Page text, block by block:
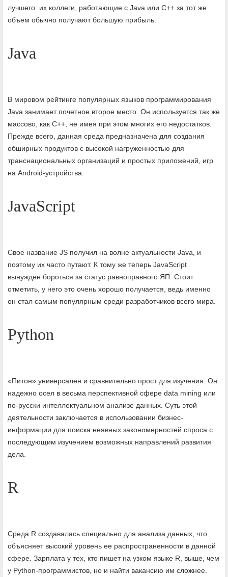
лучшего: их коллеги, работающие с Java или C++ за тот же
объем обычно получают большую прибыль.
Java
В мировом рейтинге популярных языков программирования
Java занимает почетное второе место. Он используется так же
массово, как C++, не имея при этом многих его недостатков.
Прежде всего, данная среда предназначена для создания
обширных продуктов с высокой нагруженностью для
транснациональных организаций и простых приложений, игр
на Android-устройства.
JavaScript
Свое название JS получил на волне актуальности Java, и
поэтому их часто путают. К тому же теперь JavaScript
вынужден бороться за статус равноправного ЯП. Стоит
отметить, у него это очень хорошо получается, ведь именно
он стал самым популярным среди разработчиков всего мира.
Python
«Питон» универсален и сравнительно прост для изучения. Он
надежно осел в весьма перспективной сфере data mining или
по-русски интеллектуальном анализе данных. Суть этой
деятельности заключается в использовании бизнес-
информации для поиска неявных закономерностей спроса с
последующим изучением возможных направлений развития
дела.
R
Среда R создавалась специально для анализа данных, что
объясняет высокий уровень ее распространенности в данной
сфере. Зарплата у тех, кто пишет на узком языке R, выше, чем
у Python-программистов, но и найти вакансию им сложнее.